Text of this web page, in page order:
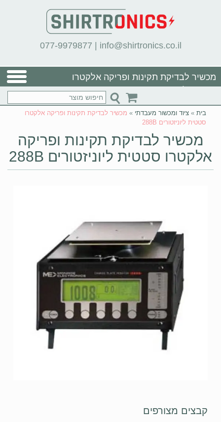
077-9979877 | info@shirtronics.co.il
מכשיר לבדיקת תקינות ופריקה אלקטרו
בית » ציוד ומכשור מעבדתי » מכשיר לבדיקת תקינות ופריקה אלקטרו
סטטית ליוניזטורים 288B
מכשיר לבדיקת תקינות ופריקה
אלקטרו סטטית ליוניזטורים 288B
קבצים מצורפים